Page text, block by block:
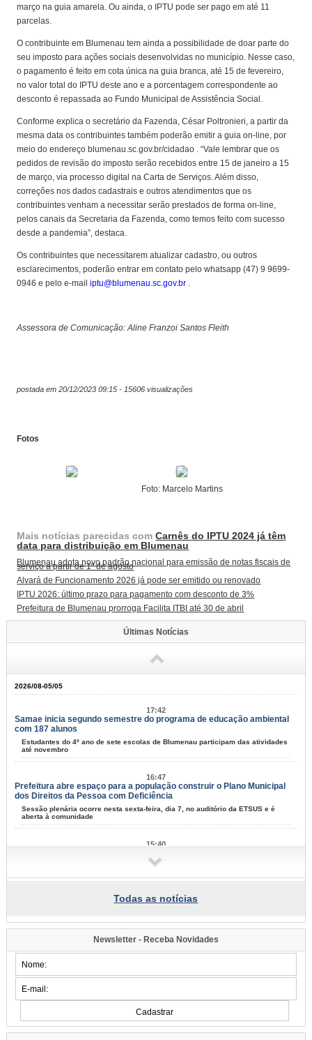
março na guia amarela. Ou ainda, o IPTU pode ser pago em até 11
parcelas.
O contribuinte em Blumenau tem ainda a possibilidade de doar parte do
seu imposto para ações sociais desenvolvidas no município. Nesse caso,
o pagamento é feito em cota única na guia branca, até 15 de fevereiro,
no valor total do IPTU deste ano e a porcentagem correspondente ao
desconto é repassada ao Fundo Municipal de Assistência Social.
Conforme explica o secretário da Fazenda, César Poltronieri, a partir da
mesma data os contribuintes também poderão emitir a guia on-line, por
meio do endereço blumenau.sc.gov.br/cidadao . “Vale lembrar que os
pedidos de revisão do imposto serão recebidos entre 15 de janeiro a 15
de março, via processo digital na Carta de Serviços. Além disso,
correções nos dados cadastrais e outros atendimentos que os
contribuintes venham a necessitar serão prestados de forma on-line,
pelos canais da Secretaria da Fazenda, como temos feito com sucesso
desde a pandemia”, destaca.
Os contribuintes que necessitarem atualizar cadastro, ou outros
esclarecimentos, poderão entrar em contato pelo whatsapp (47) 9 9699-
0946 e pelo e-mailiptu@blumenau.sc.gov.br .
Assessora de Comunicação: Aline Franzoi Santos Fleith
postada em 20/12/2023 09:15 - 15606 visualizações
Fotos
Foto: Marcelo Martins
Mais notícias parecidas comCarnês do IPTU 2024 já têm
data para distribuição em Blumenau
Blumenau adota novo padrão nacional para emissão de notas fiscais de
serviço a partir de 1º de agosto
Alvará de Funcionamento 2026 já pode ser emitido ou renovado
IPTU 2026: último prazo para pagamento com desconto de 3%
Prefeitura de Blumenau prorroga Facilita ITBI até 30 de abril
Últimas Notícias
2026/08-05/05
17:42
Samae inicia segundo semestre do programa de educação ambiental
com 187 alunos
Estudantes do 4º ano de sete escolas de Blumenau participam das atividades
até novembro
16:47
Prefeitura abre espaço para a população construir o Plano Municipal
dos Direitos da Pessoa com Deficiência
Sessão plenária ocorre nesta sexta-feira, dia 7, no auditório da ETSUS e é
aberta à comunidade
15:40
Saúde de Blumenau avança com investimentos em infraestrutura,
ampliação de atendimentos e modernização dos serviços
Balanço dos últimos quatro meses foi apresentando pelo secretário de
Promoção da Saúde nesta terça-feira, dia 4
09:49
Spaten Tisch chega à Oktoberfest de Blumenau para celebrar o ritual
Novo espaço exclusivo da cerveja oficial aposta em hospitalidade, cultura e
experiências inspiradas nos tradicionais pavilhões alemães, marcando uma
nova fase
Todas as notícias
Newsletter - Receba Novidades